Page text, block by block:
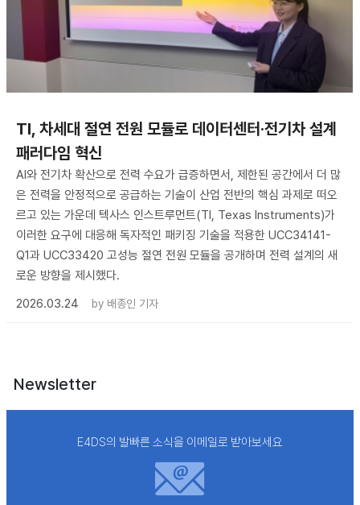
TI, 차세대 절연 전원 모듈로 데이터센터·전기차 설계
패러다임 혁신
AI와 전기차 확산으로 전력 수요가 급증하면서, 제한된 공간에서 더 많
은 전력을 안정적으로 공급하는 기술이 산업 전반의 핵심 과제로 떠오
르고 있는 가운데 텍사스 인스트루먼트(TI, Texas Instruments)가
이러한 요구에 대응해 독자적인 패키징 기술을 적용한 UCC34141-
Q1과 UCC33420 고성능 절연 전원 모듈을 공개하며 전력 설계의 새
로운 방향을 제시했다.
2026.03.24
by 배종인 기자
Newsletter
E4DS의 발빠른 소식을 이메일로 받아보세요